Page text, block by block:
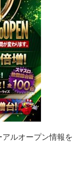
ルオープン情報を